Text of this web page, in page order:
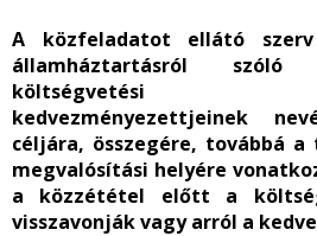
A közfeladatot ellátó
államháztartásról
költségvetési
kedvezményezettjeinek
céljára, összegére, továbbá
megvalósítási helyére
a közzététel előtt a
visszavonják vagy arról a